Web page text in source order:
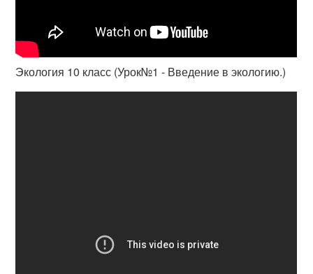
Экология 10 класс (Урок№1 - Введение в экологию.)